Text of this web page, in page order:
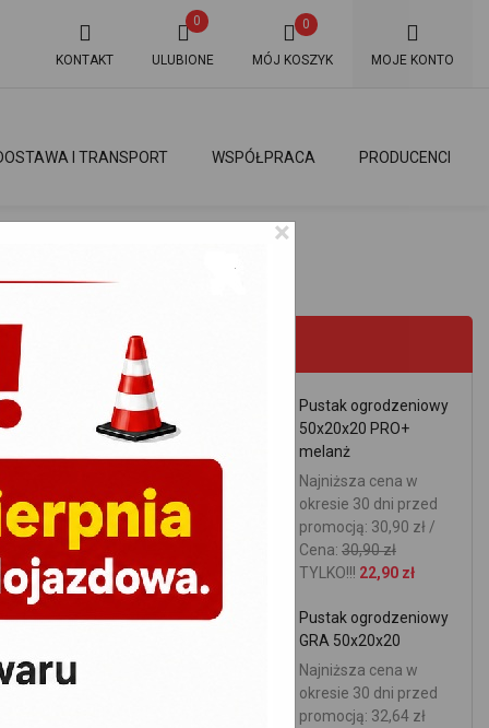
KONTAKT
0
ULUBIONE MÓJ KOSZYK
0
MOJE KONTO
PRODUCENCI
WSPÓŁPRACA
I TRANSPORT
125MM
Pustak ogrodzeniowy
50x20x20 PRO+
melanż
Najniższa cena w
okresie 30 dni przed
promocją: 30,90 zł /
Cena: 30,90 zł
TYLKO!!! 22,90 zł
Pustak ogrodzeniowy
GRA 50x20x20
Najniższa cena w
okresie 30 dni przed
promocją: 32,64 zł
×